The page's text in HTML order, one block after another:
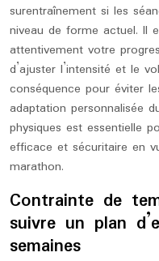
surentraînement si les
niveau de forme actuel. Il
attentivement votre
d’ajuster l’intensité et le
conséquence pour éviter
adaptation personnalisée
physiques est essentielle
efficace et sécuritaire en
marathon.
Contrainte de
suivre un plan
semaines